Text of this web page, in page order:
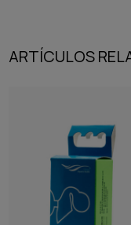
ARTÍCULOS